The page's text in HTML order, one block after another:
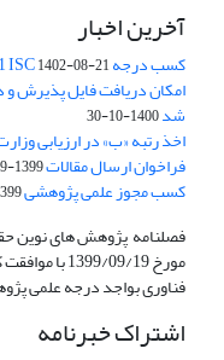
آخرین اخبار
کسب درجه Q1 ISC1402-08-21
امکان دریافت فایل پذیرش
شد1400-10-30
اخذ رتبه «ب» در ارزیابی
فراخوان ارسال مقالات1399-09-25
کسب مجوز علمی پژوهشی09-19
مورخ 1399/
فناوری بواجد درجه علمی
اشتراک خبرنامه